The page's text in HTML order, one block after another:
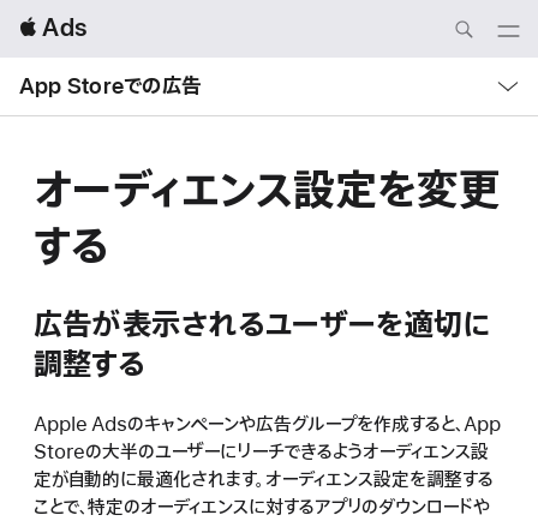
 Ads
Nav
Open
App Storeでの広告
Nav
Open
Menu
オーディエンス設定を変更
する
広告が表示されるユーザーを適切に
調整する
Apple Adsのキャンペーンや広告グループを作成すると、App
Storeの大半のユーザーにリーチできるようオーディエンス設
定が自動的に最適化されます。オーディエンス設定を調整する
ことで、特定のオーディエンスに対するアプリのダウンロードや